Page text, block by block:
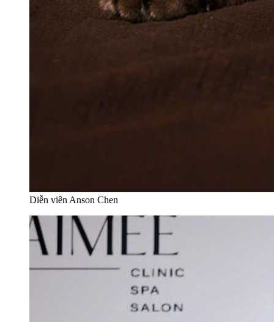
Diễn viên Anson Chen